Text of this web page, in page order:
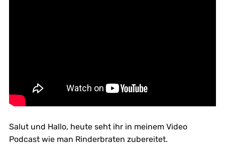
Salut und Hallo, heute seht ihr in meinem Video
Podcast wie man Rinderbraten zubereitet.